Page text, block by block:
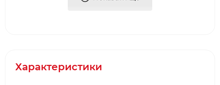
жирів - 5,1 г
Характеристики